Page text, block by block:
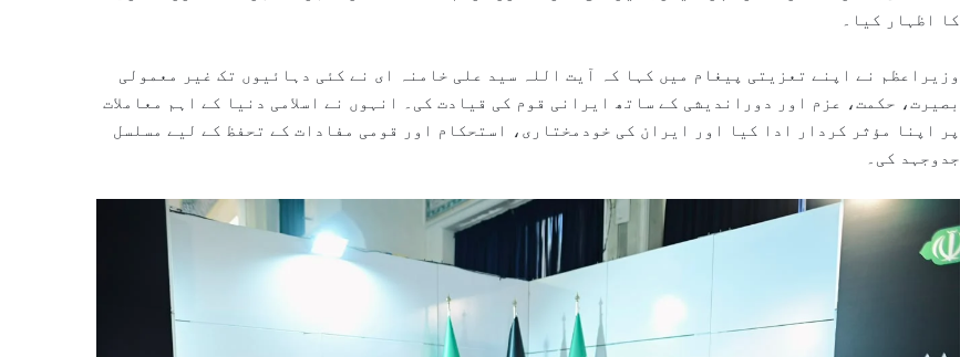
کا اظہار کیا۔
وزیراعظم نے اپنے تعزیتی پیغام میں کہا کہ آیت اللہ سید علی خامنہ ای نے کئی دہائیوں تک غیر معمولی
بصیرت، حکمت، عزم اور دوراندیشی کے ساتھ ایرانی قوم کی قیادت کی۔ انہوں نے اسلامی دنیا کے اہم معاملات
پر اپنا مؤثر کردار ادا کیا اور ایران کی خودمختاری، استحکام اور قومی مفادات کے تحفظ کے لیے مسلسل
جدوجہد کی۔